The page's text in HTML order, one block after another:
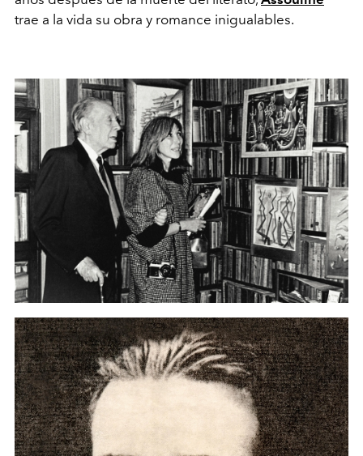
trae a la vida su obra y romance inigualables.